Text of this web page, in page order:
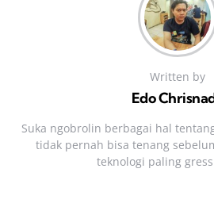
Written by
Edo
Suka ngobrolin berbagai hal
tidak pernah bisa tenang
teknologi paling